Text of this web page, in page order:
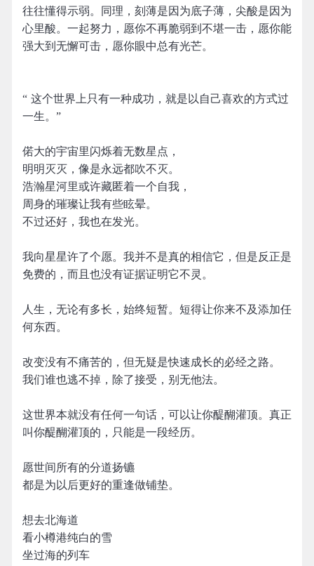
往往懂得示弱。同理，刻薄是因为底子薄，尖酸是因为
心里酸。一起努力，愿你不再脆弱到不堪一击，愿你能
强大到无懈可击，愿你眼中总有光芒。
“ 这个世界上只有一种成功，就是以自己喜欢的方式过
一生。” ​​​
偌大的宇宙里闪烁着无数星点，
明明灭灭，像是永远都吹不灭。
浩瀚星河里或许藏匿着一个自我，
周身的璀璨让我有些眩晕。
不过还好，我也在发光。
我向星星许了个愿。我并不是真的相信它，但是反正是
免费的，而且也没有证据证明它不灵。
人生，无论有多长，始终短暂。短得让你来不及添加任
何东西。
改变没有不痛苦的，但无疑是快速成长的必经之路。
我们谁也逃不掉，除了接受，别无他法。
这世界本就没有任何一句话，可以让你醍醐灌顶。真正
叫你醍醐灌顶的，只能是一段经历。
愿世间所有的分道扬镳
都是为以后更好的重逢做铺垫。
想去北海道
看小樽港纯白的雪
坐过海的列车